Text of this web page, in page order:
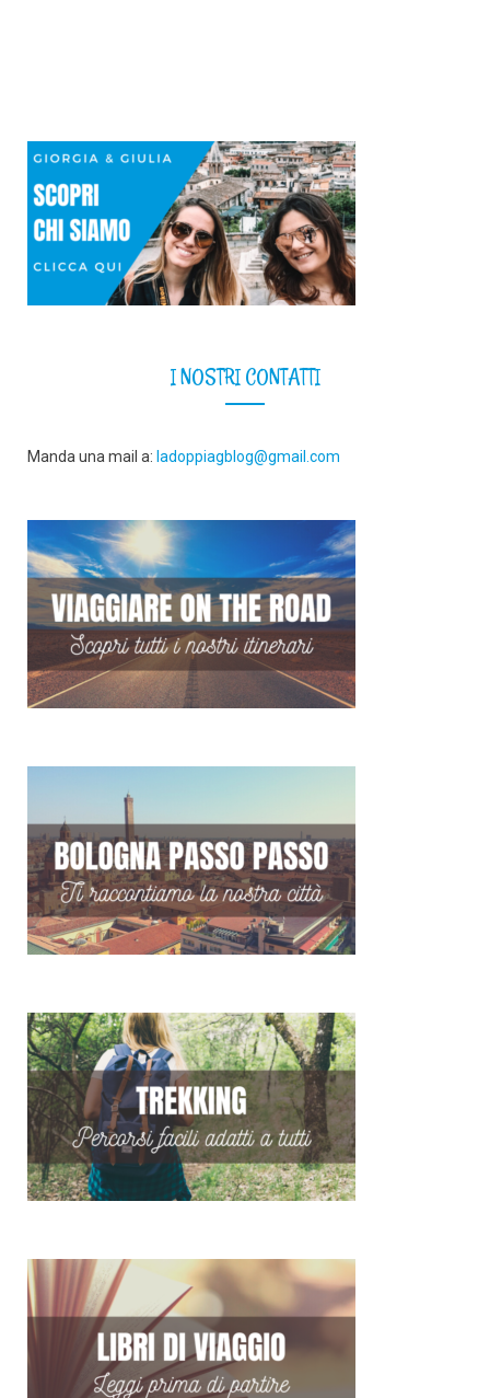
I NOSTRI CONTATTI
Manda una mail a: ladoppiagblog@gmail.com